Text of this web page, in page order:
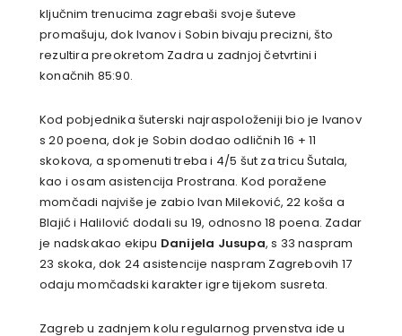
ključnim trenucima zagrebaši svoje šuteve
promašuju, dok Ivanov i Sobin bivaju precizni, što
rezultira preokretom Zadra u zadnjoj četvrtini i
konačnih 85:90.
Kod pobjednika šuterski najraspoloženiji bio je Ivanov
s 20 poena, dok je Sobin dodao odličnih 16 + 11
skokova, a spomenuti treba i 4/5 šut za tricu Šutala,
kao i osam asistencija Prostrana. Kod poražene
momčadi najviše je zabio Ivan Mileković, 22 koša a
Blajić i Halilović dodali su 19, odnosno 18 poena. Zadar
je nadskakao ekipu Danijela Jusupa, s 33 naspram
23 skoka, dok 24 asistencije naspram Zagrebovih 17
odaju momčadski karakter igre tijekom susreta.
Zagreb u zadnjem kolu regularnog prvenstva ide u